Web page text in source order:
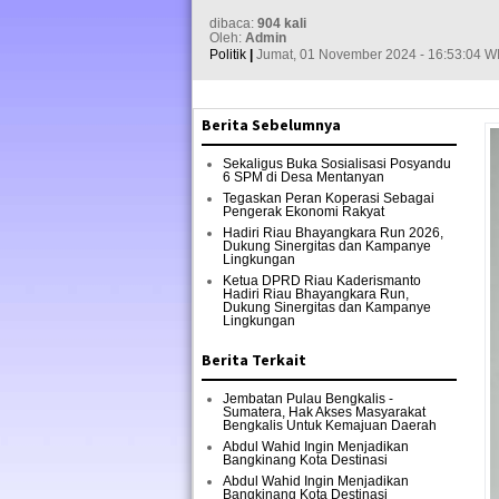
dibaca: 904 kali
Oleh: Admin
Politik
Jumat, 01 November 2024 - 16:53:04
Berita Sebelumnya
Sekaligus Buka Sosialisasi Posyandu
6 SPM di Desa Mentanyan
Tegaskan Peran Koperasi Sebagai
Pengerak Ekonomi Rakyat
Hadiri Riau Bhayangkara Run 2026,
Dukung Sinergitas dan Kampanye
Lingkungan
Ketua DPRD Riau Kaderismanto
Hadiri Riau Bhayangkara Run,
Dukung Sinergitas dan Kampanye
Lingkungan
Berita Terkait
Jembatan Pulau Bengkalis -
Sumatera, Hak Akses Masyarakat
Bengkalis Untuk Kemajuan Daerah
Abdul Wahid Ingin Menjadikan
Bangkinang Kota Destinasi
Abdul Wahid Ingin Menjadikan
Bangkinang Kota Destinasi